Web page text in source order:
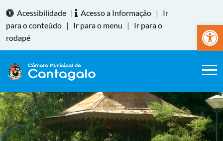
Abrir
Acessibilidade | Acesso a Informação |
Ir
para o conteúdo | Ir para o menu |
Ir para o
rodapé